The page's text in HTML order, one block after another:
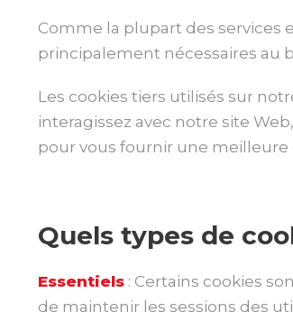
Comme la plupart des services
principalement nécessaires au
Les cookies tiers utilisés sur
interagissez avec notre site
pour vous fournir une meilleure
Quels types de
Essentiels : Certains cookies
de maintenir les sessions des